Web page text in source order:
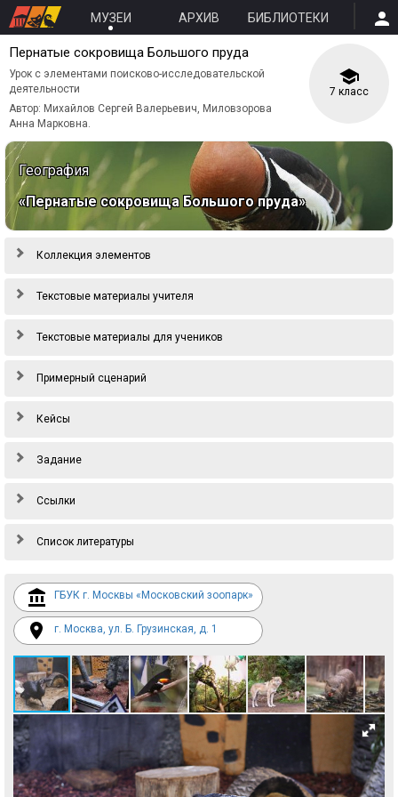
МУЗЕИ АРХИВ БИБЛИОТЕКИ
Пернатые сокровища Большого пруда
Урок с элементами поисково-исследовательской
деятельности
Автор: Михайлов Сергей Валерьевич, Миловзорова
Анна Марковна.
7 класс
География
«Пернатые сокровища Большого пруда»
ГБУК г. Москвы «Московский зоопарк»
г. Москва, ул. Б. Грузинская, д. 1
Коллекция элементов
Текстовые материалы учителя
Текстовые материалы для учеников
Примерный сценарий
Кейсы
Задание
Ссылки
Список литературы